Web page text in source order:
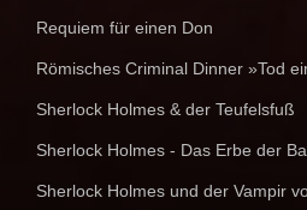
Requiem für einen Don
Römisches Criminal Dinner »Tod
Sherlock Holmes & der Teufelsfuß
Sherlock Holmes - Das Erbe der
Sherlock Holmes und der Vampir